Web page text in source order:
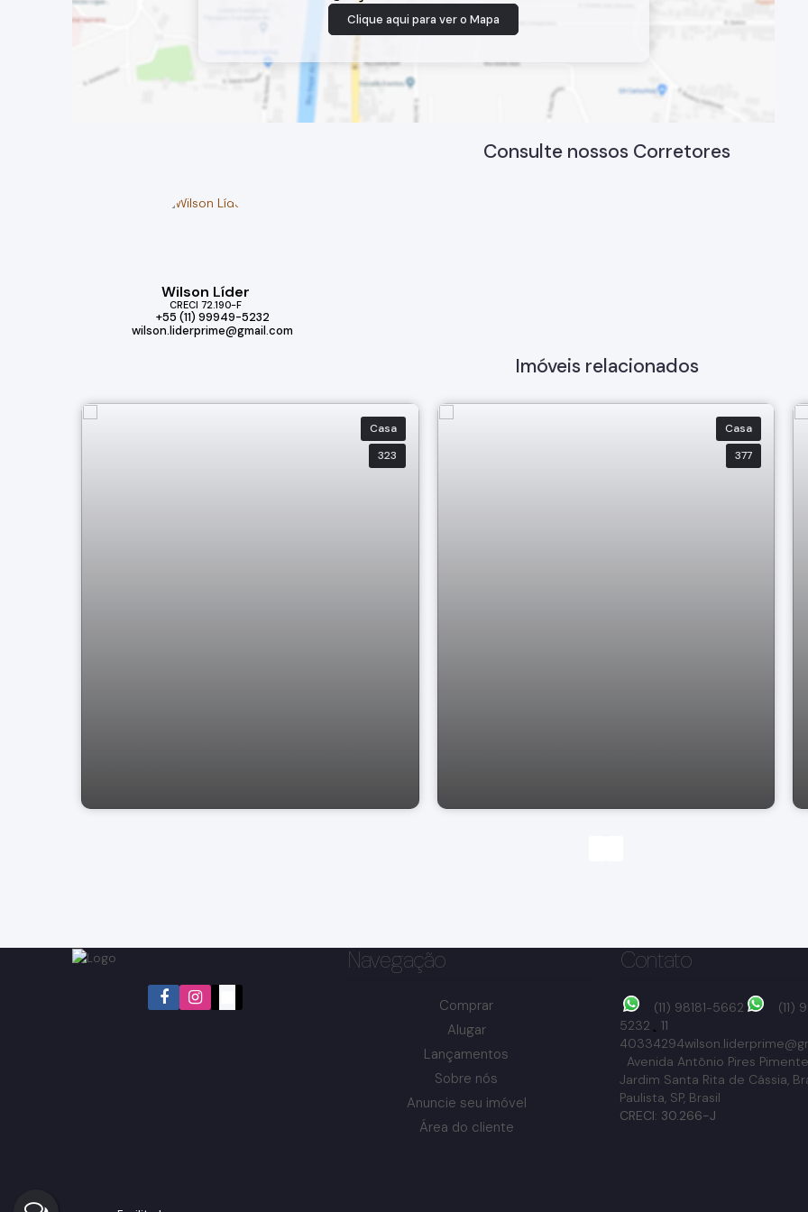
Clique aqui para ver o Mapa
Consulte nossos Corretores
Wilson Líder
CRECI 72.190-F
+55 (11) 99949-5232
wilson.liderprime@gmail.com
Imóveis relacionados
Casa
323
Casa
377
Aparecida, Bragança Paulista, São Paulo, Brasil
Navegação
Comprar
Alugar
Lançamentos
Sobre nós
Anuncie seu imóvel
Área do cliente
Contato
(11) 98181-5662
(11)
5232
11
40334294
Avenida Antônio Pires
Jardim Santa Rita de Cássia,
Paulista, SP, Brasil
CRECI: 30.266-J